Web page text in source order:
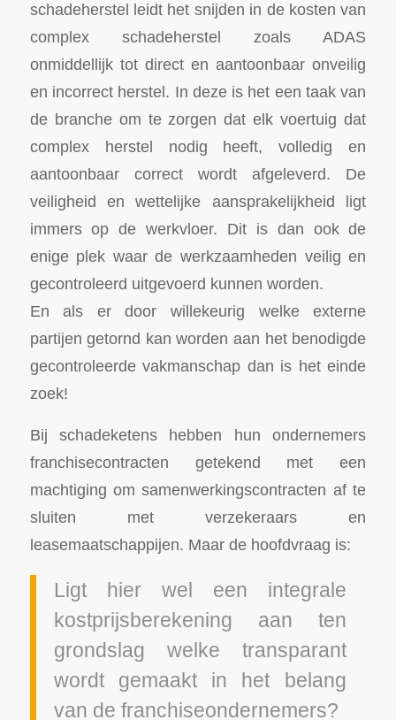
schadeherstel leidt het snijden in de kosten van
complex schadeherstel zoals ADAS
onmiddellijk tot direct en aantoonbaar onveilig
en incorrect herstel. In deze is het een taak van
de branche om te zorgen dat elk voertuig dat
complex herstel nodig heeft, volledig en
aantoonbaar correct wordt afgeleverd. De
veiligheid en wettelijke aansprakelijkheid ligt
immers op de werkvloer. Dit is dan ook de
enige plek waar de werkzaamheden veilig en
gecontroleerd uitgevoerd kunnen worden.
En als er door willekeurig welke externe
partijen getornd kan worden aan het benodigde
gecontroleerde vakmanschap dan is het einde
zoek!
Bij schadeketens hebben hun ondernemers
franchisecontracten getekend met een
machtiging om samenwerkingscontracten af te
sluiten met verzekeraars en
leasemaatschappijen. Maar de hoofdvraag is:
Ligt hier wel een integrale
kostprijsberekening aan ten
grondslag welke transparant
wordt gemaakt in het belang
van de franchiseondernemers?